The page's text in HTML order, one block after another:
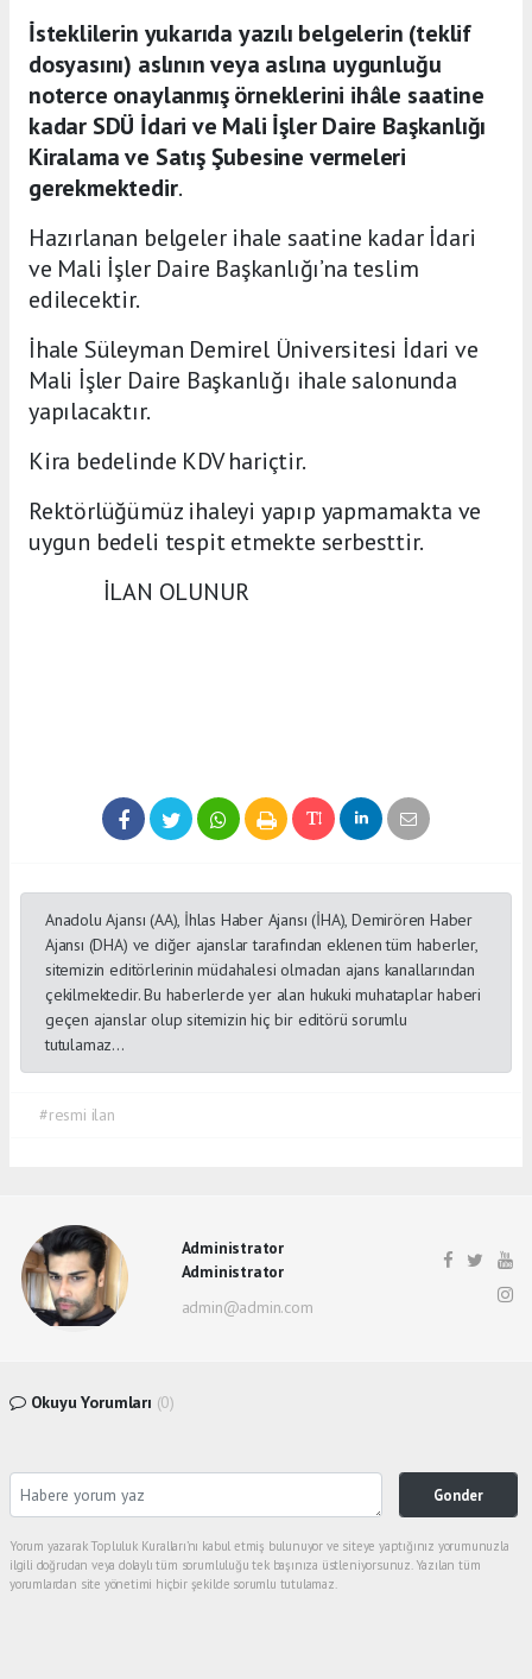
İsteklilerin yukarıda yazılı belgelerin (teklif
dosyasını) aslının veya aslına uygunluğu
noterce onaylanmış örneklerini ihâle saatine
kadar SDÜ İdari ve Mali İşler Daire Başkanlığı
Kiralama ve Satış Şubesine vermeleri
gerekmektedir.
Hazırlanan belgeler ihale saatine kadar İdari
ve Mali İşler Daire Başkanlığı’na teslim
edilecektir.
İhale Süleyman Demirel Üniversitesi İdari ve
Mali İşler Daire Başkanlığı ihale salonunda
yapılacaktır.
Kira bedelinde KDV hariçtir.
Rektörlüğümüz ihaleyi yapıp yapmamakta ve
uygun bedeli tespit etmekte serbesttir.
İLAN OLUNUR
Anadolu Ajansı (AA), İhlas Haber Ajansı (İHA), Demirören Haber
Ajansı (DHA) ve diğer ajanslar tarafından eklenen tüm haberler,
sitemizin editörlerinin müdahalesi olmadan ajans kanallarından
çekilmektedir. Bu haberlerde yer alan hukuki muhataplar haberi
geçen ajanslar olup sitemizin hiç bir editörü sorumlu
tutulamaz...
#resmi ilan
Administrator
Administrator
admin@admin.com
Okuyu Yorumları (0)
Gonder
Yorum yazarak Topluluk Kuralları’nı kabul etmiş bulunuyor ve siteye yaptığınız yorumunuzla
ilgili doğrudan veya dolaylı tüm sorumluluğu tek başınıza üstleniyorsunuz. Yazılan tüm
yorumlardan site yönetimi hiçbir şekilde sorumlu tutulamaz.